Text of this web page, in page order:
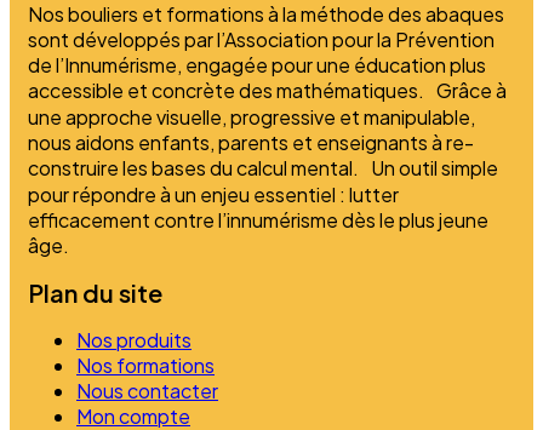
Nos bouliers et formations à la méthode des abaques
sont développés par l’Association pour la Prévention
de l’Innumérisme, engagée pour une éducation plus
accessible et concrète des mathématiques. Grâce à
une approche visuelle, progressive et manipulable,
nous aidons enfants, parents et enseignants à re-
construire les bases du calcul mental. Un outil simple
pour répondre à un enjeu essentiel : lutter
efficacement contre l’innumérisme dès le plus jeune
âge.
Plan du site
Nos produits
Nos formations
Nous contacter
Mon compte